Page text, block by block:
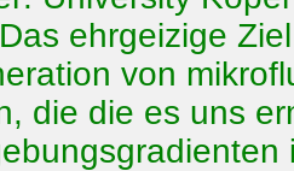
Das ehrgeizige
von
die die es uns